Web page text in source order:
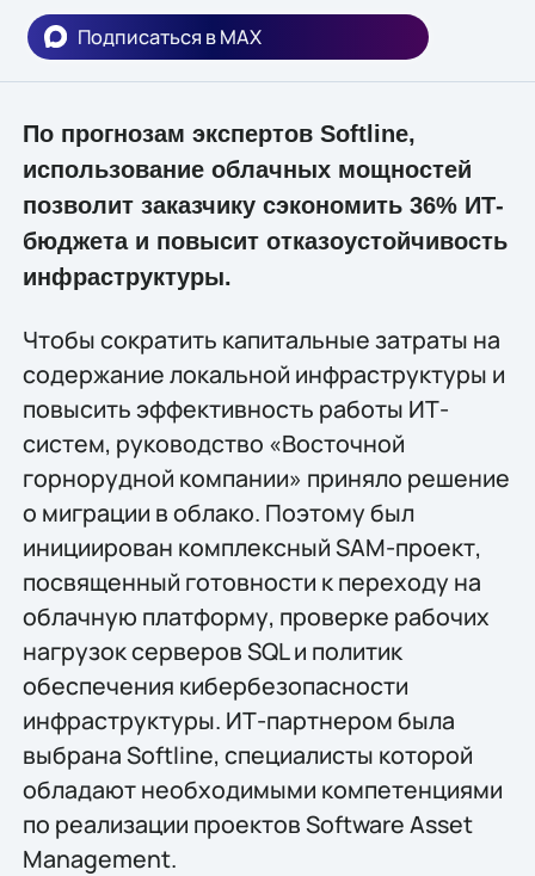
Подписаться в MAX
По прогнозам экспертов Softline,
использование облачных мощностей
позволит заказчику сэкономить 36% ИТ-
бюджета и повысит отказоустойчивость
инфраструктуры.
Чтобы сократить капитальные затраты на
содержание локальной инфраструктуры и
повысить эффективность работы ИТ-
систем, руководство «Восточной
горнорудной компании» приняло решение
о миграции в облако. Поэтому был
инициирован комплексный SAM-проект,
посвященный готовности к переходу на
облачную платформу, проверке рабочих
нагрузок серверов SQL и политик
обеспечения кибербезопасности
инфраструктуры. ИТ-партнером была
выбрана Softline, специалисты которой
обладают необходимыми компетенциями
по реализации проектов Software Asset
Management.